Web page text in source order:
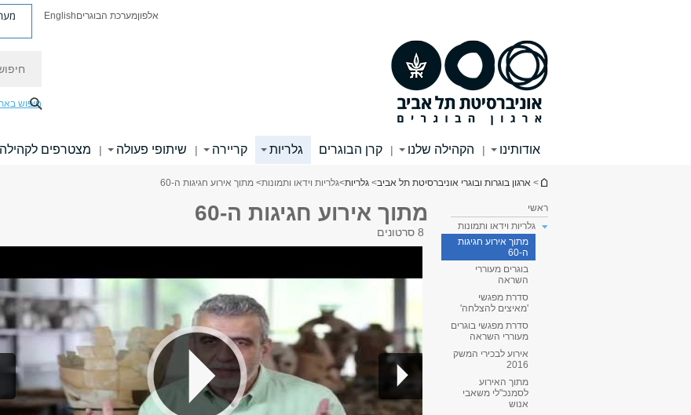
אלפוןמערכת הבוגריםEnglish
חיפוש
אודותינו | הקהילה שלנו | קרן הבוגרים גלריות קריירה | שיתופי פעולה | מצטרפים לקהילה
הינך נמצא כאן
> ארגון בוגרות ובוגרי אוניברסיטת תל אביב> גלריות>גלריות וידאו ותמונות> מתוך אירוע חגיגות ה-60
ראשי
גלריות וידאו ותמונות
מתוך אירוע חגיגות
ה-60
בוגרים מעוררי
השראה
סדרת מפגשי
'מאיצים להצלחה'
סדרת מפגשי בוגרים
מעוררי השראה
אירוע לבכירי המשק
2016
מתוך האירוע
לסמנכ"לי משאבי
אנוש
מתוך אירוע חגיגות ה-60
8 סרטונים